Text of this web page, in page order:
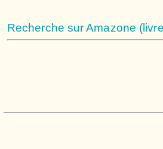
Recherche sur Amazone